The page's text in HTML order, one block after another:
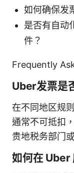
如何确保发
是否有自动
件？
Frequently
Uber发票是
在不同地区规
通常不可抵扣
贵地税务部门
如何在 Uber